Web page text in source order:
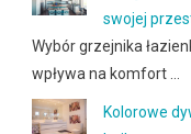
swojej
Wybór grzejnika
wpływa na komfort …
Kolorowe